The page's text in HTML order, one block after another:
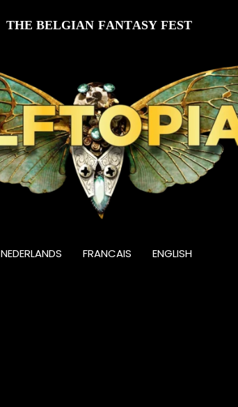
THE BELGIAN FANTASY FEST
NEDERLANDS FRANCAIS ENGLISH